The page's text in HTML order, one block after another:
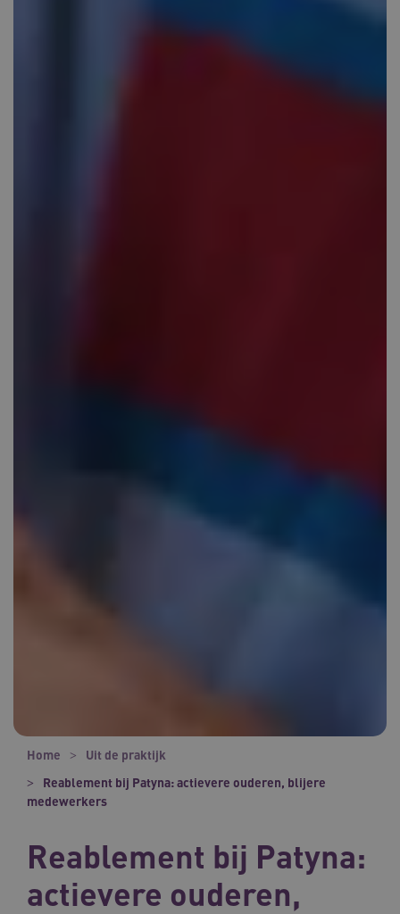
Home
Uit de praktijk
Reablement bij Patyna: actievere ouderen, blijere
medewerkers
Reablement bij Patyna:
actievere ouderen,